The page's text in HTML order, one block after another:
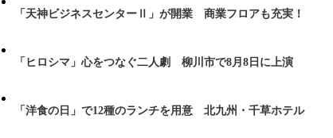
「天神ビジネスセンターⅡ」が開業 商業フロアも充実！
「ヒロシマ」心をつなぐ二人劇 柳川市で8月8日に上演
「洋食の日」で12種のランチを用意 北九州・千草ホテル